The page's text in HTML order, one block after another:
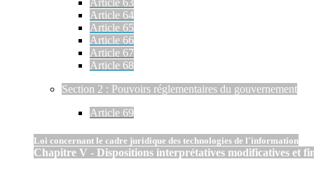
Article 63
Article 64
Article 65
Article 66
Article 67
Article 68
Section 2 : Pouvoirs réglementaires du gouvernement
Article 69
Loi concernant le cadre juridique des technologies de l'information
Chapitre V - Dispositions interprétatives modificatives et